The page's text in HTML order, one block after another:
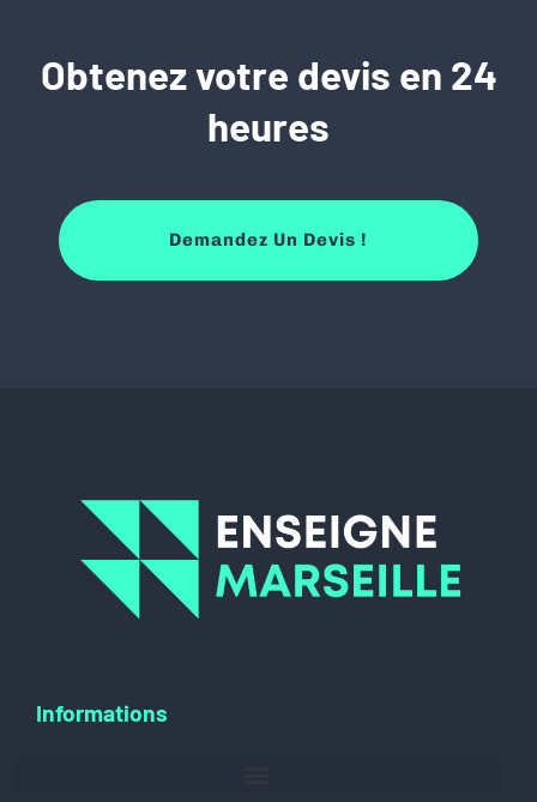
Obtenez votre devis en 24
heures
Demandez Un Devis !
Informations